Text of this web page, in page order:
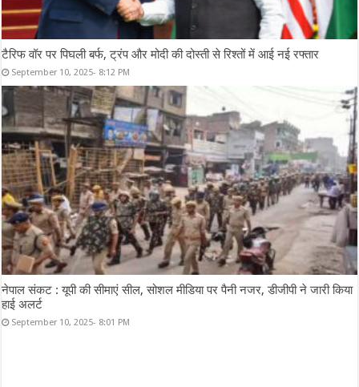
टैरिफ वॉर पर पिघली बर्फ, ट्रंप और मोदी की दोस्ती से रिश्तों में आई नई रफ्तार
September 10, 2025- 8:12 PM
नेपाल संकट : यूपी की सीमाएं सील, सोशल मीडिया पर पैनी नजर, डीजीपी ने जारी किया
हाई अलर्ट
September 10, 2025- 8:01 PM